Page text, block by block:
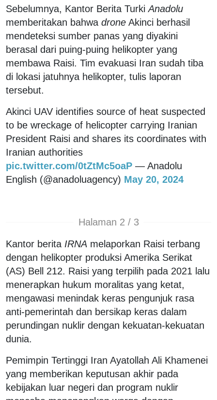
Sebelumnya, Kantor Berita TurkiAnadolu
memberitakan bahwa drone Akinci berhasil
mendeteksi sumber panas yang diyakini
berasal dari puing-puing helikopter yang
membawa Raisi. Tim evakuasi Iran sudah tiba
di lokasi jatuhnya helikopter, tulis laporan
tersebut.
Akinci UAV identifies source of heat suspected
to be wreckage of helicopter carrying Iranian
President Raisi and shares its coordinates with
Iranian authorities
pic.twitter.com/0tZtMc5oaP — Anadolu
English (@anadoluagency) May 20, 2024
Halaman 2 / 3
Kantor berita IRNA melaporkan Raisi terbang
dengan helikopter produksi Amerika Serikat
(AS) Bell 212. Raisi yang terpilih pada 2021 lalu
menerapkan hukum moralitas yang ketat,
mengawasi menindak keras pengunjuk rasa
anti-pemerintah dan bersikap keras dalam
perundingan nuklir dengan kekuatan-kekuatan
dunia.
Pemimpin Tertinggi Iran Ayatollah Ali Khamenei
yang memberikan keputusan akhir pada
kebijakan luar negeri dan program nuklir